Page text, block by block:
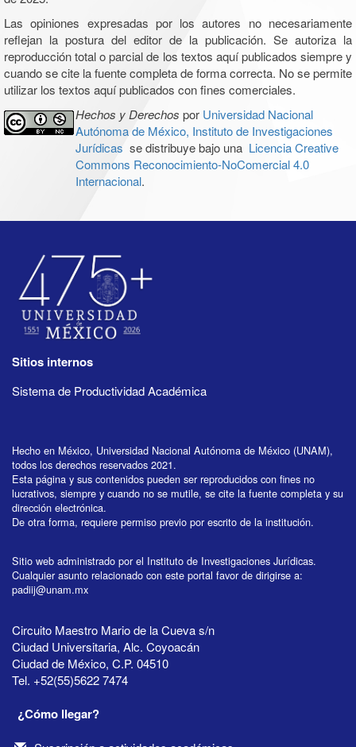
Las opiniones expresadas por los autores no necesariamente
reflejan la postura del editor de la publicación. Se autoriza la
reproducción total o parcial de los textos aquí publicados siempre y
cuando se cite la fuente completa de forma correcta. No se permite
utilizar los textos aquí publicados con fines comerciales.
Hechos y Derechos por Universidad Nacional
Autónoma de México, Instituto de Investigaciones
Jurídicas se distribuye bajo una Licencia Creative
Commons Reconocimiento-NoComercial 4.0
Internacional.
Sitios internos
Sistema de Productividad Académica
Hecho en México, Universidad Nacional Autónoma de México (UNAM),
todos los derechos reservados 2021.
Esta página y sus contenidos pueden ser reproducidos con fines no
lucrativos, siempre y cuando no se mutile, se cite la fuente completa y su
dirección electrónica.
De otra forma, requiere permiso previo por escrito de la institución.
Sitio web administrado por el Instituto de Investigaciones Jurídicas.
Cualquier asunto relacionado con este portal favor de dirigirse a:
padiij@unam.mx
Circuito Maestro Mario de la Cueva s/n
Ciudad Universitaria, Alc. Coyoacán
Ciudad de México, C.P. 04510
Tel. +52(55)5622 7474
¿Cómo llegar?